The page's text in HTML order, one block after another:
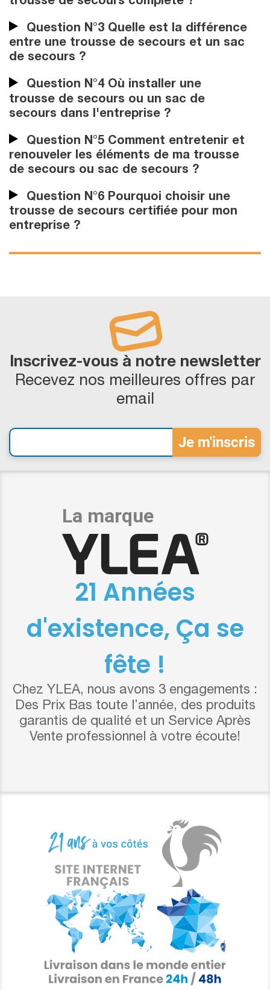
Question N°3 Quelle est la différence
entre une trousse de secours et un sac
de secours ?
Question N°4 Où installer une
trousse de secours ou un sac de
secours dans l'entreprise ?
Question N°5 Comment entretenir et
renouveler les éléments de ma trousse
de secours ou sac de secours ?
Question N°6 Pourquoi choisir une
trousse de secours certifiée pour mon
entreprise ?
Inscrivez-vous à notre newsletter
Recevez nos meilleures offres par
email
21 Années
d'existence, Ça se
fête !
Chez YLEA, nous avons 3 engagements :
Des Prix Bas toute l’année, des produits
garantis de qualité et un Service Après
Vente professionnel à votre écoute!